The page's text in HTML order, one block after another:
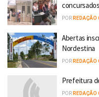
POR REDAÇÃO
Abertas
Nordestina
POR REDAÇÃO
Prefeitura
POR REDAÇÃO